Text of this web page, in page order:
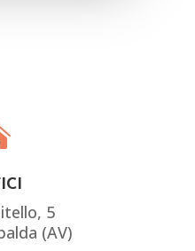
5
(AV)